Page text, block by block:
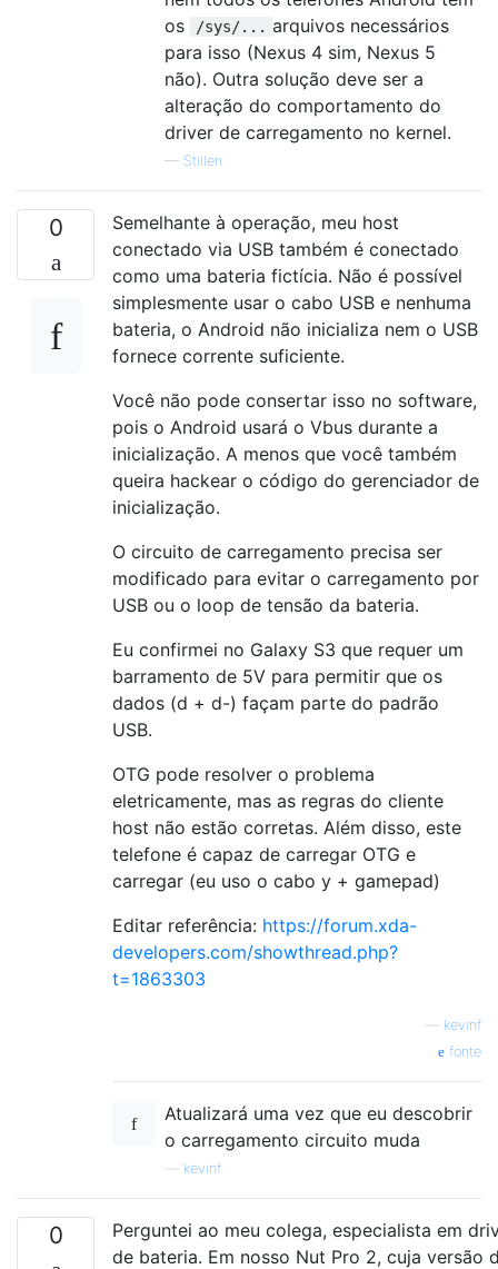
os
/sys/... arquivos necessários
para isso (Nexus 4 sim, Nexus 5
não). Outra solução deve ser a
alteração do comportamento do
driver de carregamento no kernel.
— Stillen
0
Semelhante à operação, meu host
conectado via USB também é conectado
como uma bateria fictícia. Não é possível
simplesmente usar o cabo USB e nenhuma
bateria, o Android não inicializa nem o USB
fornece corrente suficiente.
Você não pode consertar isso no software,
pois o Android usará o Vbus durante a
inicialização. A menos que você também
queira hackear o código do gerenciador de
inicialização.
O circuito de carregamento precisa ser
modificado para evitar o carregamento por
USB ou o loop de tensão da bateria.
Eu confirmei no Galaxy S3 que requer um
barramento de 5V para permitir que os
dados (d + d-) façam parte do padrão
USB.
OTG pode resolver o problema
eletricamente, mas as regras do cliente
host não estão corretas. Além disso, este
telefone é capaz de carregar OTG e
carregar (eu uso o cabo y + gamepad)
Editar referência: https://forum.xda-
developers.com/showthread.php?
t=1863303
kevinf
fonte
Atualizará uma vez que eu descobrir
o carregamento circuito muda
kevinf
0
Perguntei ao meu colega, especialista em
de bateria. Em nosso Nut Pro 2, cuja versão